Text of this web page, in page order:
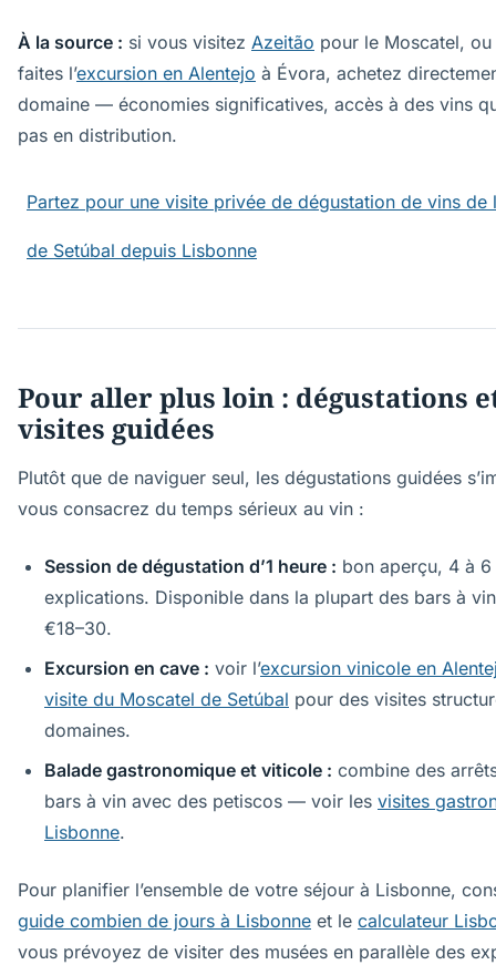
À la source : si vous visitez Azeitão pour le Moscatel,
faites l’excursion en Alentejo à Évora, achetez
domaine — économies significatives, accès à des vins
pas en distribution.
Partez pour une visite privée de dégustation de vins de
de Setúbal depuis Lisbonne
Pour aller plus loin : dégustations
visites guidées
Plutôt que de naviguer seul, les dégustations guidées
vous consacrez du temps sérieux au vin :
Session de dégustation d’1 heure : bon aperçu, 4 à
explications. Disponible dans la plupart des bars à
€18–30.
Excursion en cave : voir l’excursion vinicole en
visite du Moscatel de Setúbal pour des visites
domaines.
Balade gastronomique et viticole : combine des
bars à vin avec des petiscos — voir les visites
Lisbonne.
Pour planifier l’ensemble de votre séjour à Lisbonne,
guide combien de jours à Lisbonne et le calculateur
vous prévoyez de visiter des musées en parallèle des